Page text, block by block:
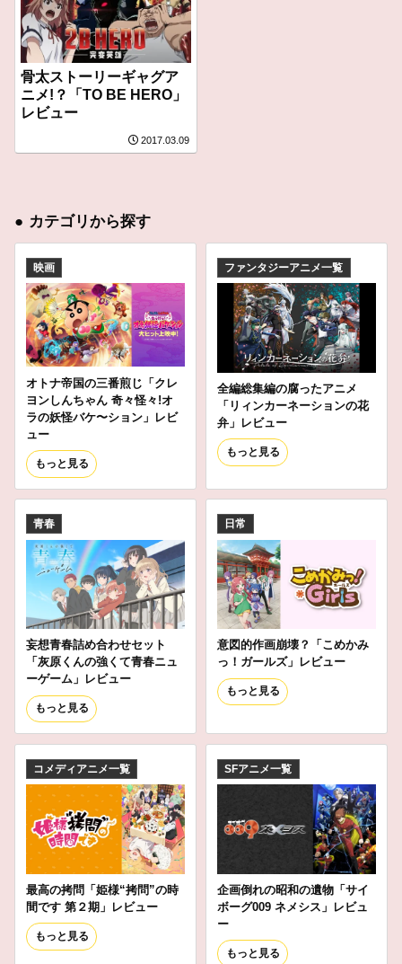
のアニメ
骨太ストーリーギャグア
ニメ!？「TO BE HERO」
レビュー
2017.03.09
● カテゴリから探す
映画
オトナ帝国の三番煎じ「クレ
ヨンしんちゃん 奇々怪々!オ
ラの妖怪バケ〜ション」レビ
ュー
もっと見る
ファンタジーアニメ一覧
全編総集編の腐ったアニメ
「リィンカーネーションの花
弁」レビュー
もっと見る
青春
妄想青春詰め合わせセット
「灰原くんの強くて青春ニュ
ーゲーム」レビュー
もっと見る
日常
意図的作画崩壊？「こめかみ
っ！ガールズ」レビュー
もっと見る
コメディアニメ一覧
最高の拷問「姫様“拷問”の時
間です 第２期」レビュー
もっと見る
SFアニメ一覧
企画倒れの昭和の遺物「サイ
ボーグ009 ネメシス」レビュ
ー
もっと見る